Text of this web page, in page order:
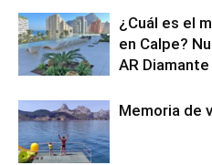
¿Cuál es el
en Calpe?
AR
Memoria de